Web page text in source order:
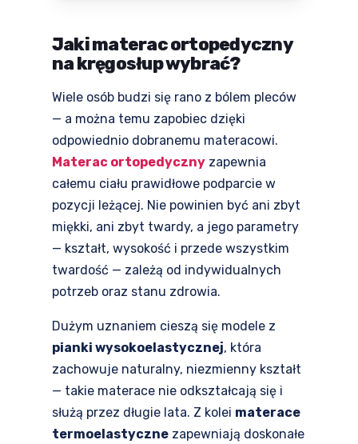
Jaki materac ortopedyczny
na kręgosłup wybrać?
Wiele osób budzi się rano z bólem pleców
— a można temu zapobiec dzięki
odpowiednio dobranemu materacowi.
Materac ortopedyczny zapewnia
całemu ciału prawidłowe podparcie w
pozycji leżącej. Nie powinien być ani zbyt
miękki, ani zbyt twardy, a jego parametry
— kształt, wysokość i przede wszystkim
twardość — zależą od indywidualnych
potrzeb oraz stanu zdrowia.
Dużym uznaniem cieszą się modele z
pianki wysokoelastycznej, która
zachowuje naturalny, niezmienny kształt
— takie materace nie odkształcają się i
służą przez długie lata. Z kolei materace
termoelastyczne zapewniają doskonałe